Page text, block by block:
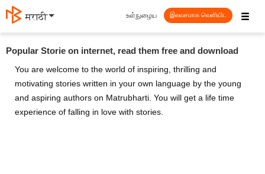
मराठी ☰
உள்நுழைய இலவசமாக வெளியிட
Popular Storie on internet, read them free and download
You are welcome to the world of inspiring, thrilling and
motivating stories written in your own language by the young
and aspiring authors on Matrubharti. You will get a life time
experience of falling in love with stories.